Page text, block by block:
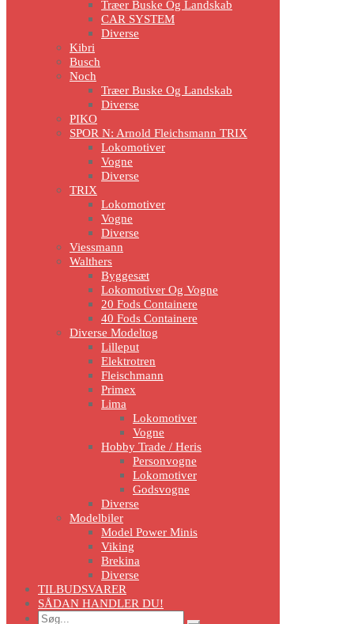
Træer Buske Og Landskab
CAR SYSTEM
Diverse
Kibri
Busch
Noch
Træer Buske Og Landskab
Diverse
PIKO
SPOR N: Arnold Fleichsmann TRIX
Lokomotiver
Vogne
Diverse
TRIX
Lokomotiver
Vogne
Diverse
Viessmann
Walthers
Byggesæt
Lokomotiver Og Vogne
20 Fods Containere
40 Fods Containere
Diverse Modeltog
Lilleput
Elektrotren
Fleischmann
Primex
Lima
Lokomotiver
Vogne
Hobby Trade / Heris
Personvogne
Lokomotiver
Godsvogne
Diverse
Modelbiler
Model Power Minis
Viking
Brekina
Diverse
TILBUDSVARER
SÅDAN HANDLER DU!
Search